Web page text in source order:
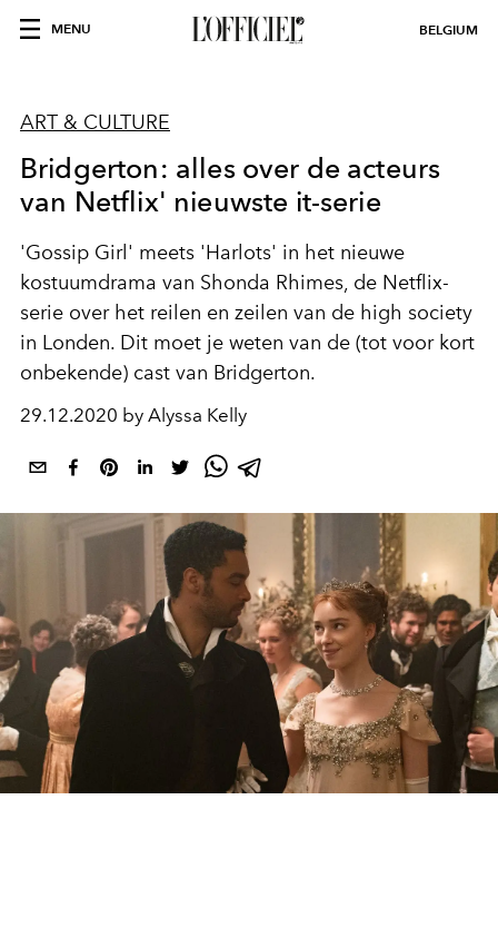
MENU BELGIUM
ART & CULTURE
Bridgerton: alles over de acteurs
van Netflix' nieuwste it-serie
'Gossip Girl' meets 'Harlots' in het nieuwe
kostuumdrama van Shonda Rhimes, de Netflix-
serie over het reilen en zeilen van de high society
in Londen. Dit moet je weten van de (tot voor kort
onbekende) cast van Bridgerton.
29.12.2020 by Alyssa Kelly